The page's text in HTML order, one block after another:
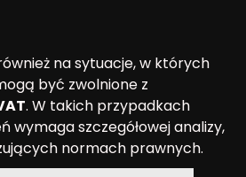
na sytuacje, w których
być zwolnione z
. W takich przypadkach
wymaga szczegółowej analizy,
normach prawnych.